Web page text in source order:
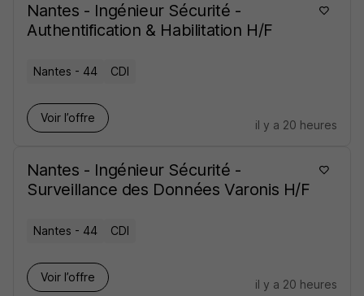
Nantes - Ingénieur Sécurité -
Authentification & Habilitation H/F
Nantes - 44 CDI
Voir l’offre
il y a 20 heures
Nantes - Ingénieur Sécurité -
Surveillance des Données Varonis H/F
Nantes - 44 CDI
Voir l’offre
il y a 20 heures